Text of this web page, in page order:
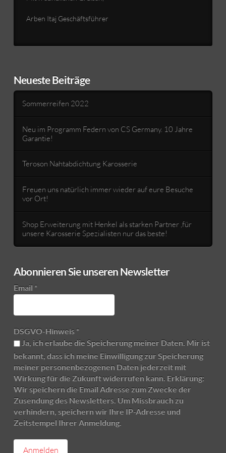
Arben Itaj Geschäftsführer
Neueste Beiträge
Sommerreifen 2022
Neu im Programm Federn von CS Germany. 10 Jahre
Garantie!
Teroson Nahtabdichtung Karosserie
Freuen uns natürlich immer wieder auf eure Besuche
vor Ort!
Shop Erweiterung mit Henkel als starken Partner ,für
unsere Karosserie Spezialisten nur das beste!
Abonnieren Sie unseren Newsletter
Email *
DSGVO-Hinweis*
Ja, ich erlaube die Speicherung meiner Daten. Mir ist
bekannt, dass ich meine Einwilligung zur Speicherung
meiner personenbezogenen Daten jederzeit mit
Wirkung für die Zukunft widerrufen kann. Erklärung:
Wir speichern die Email Adresse zum Zwecke der
Zusendung des Newsletters. Um Missbrauch zu
verhindern, speichern wir Ihre IP-Adresse und
Zeitstempel Ihrer Anmeldung.